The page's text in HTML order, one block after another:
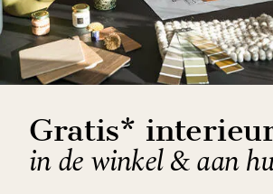
Gratis*
in de winkel & aan